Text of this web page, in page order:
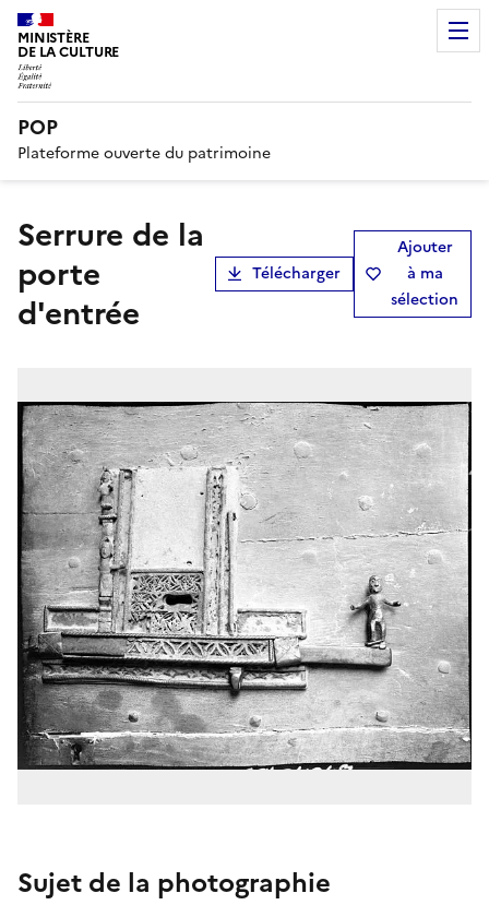
MINISTÈRE
DE LA CULTURE
POP
Plateforme ouverte du patrimoine
Serrure de la
porte
d'entrée
Télécharger
Ajouter
à ma
sélection
Sujet de la photographie